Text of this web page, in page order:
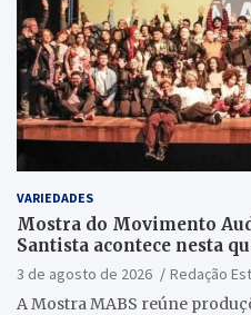
VARIEDADES
Mostra do Movimento
Santista acontece nesta
Guarany
3 de agosto de 2026
Redação
A Mostra MABS reúne